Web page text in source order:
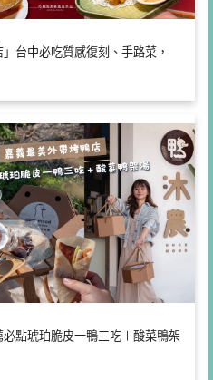
台中必吃質感復刻、手路菜，
點琥珀脆皮一鴨三吃＋酸菜鴨架